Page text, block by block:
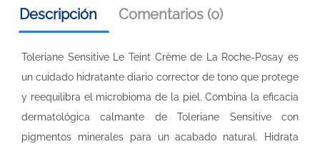
Descripción Comentarios (0)
Toleriane Sensitive Le Teint Crème de La Roche-Posay es
un cuidado hidratante diario corrector de tono que protege
y reequilibra el microbioma de la piel. Combina la eficacia
dermatológica calmante de Toleriane Sensitive con
pigmentos minerales para un acabado natural. Hidrata